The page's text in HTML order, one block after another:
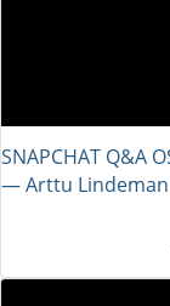
SNAPCHAT Q&A
― Arttu Lindeman